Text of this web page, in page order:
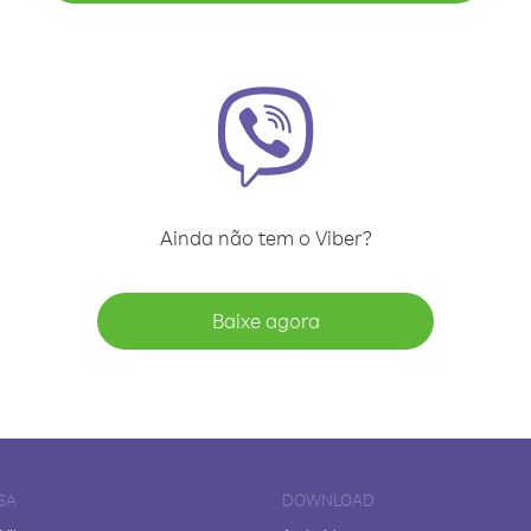
Ainda não tem o Viber?
Baixe agora
DOWNLOAD